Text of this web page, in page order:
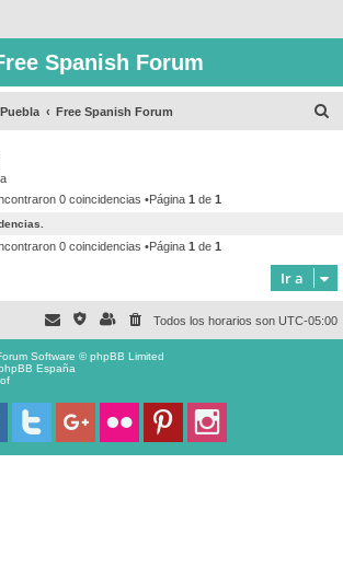
Spanish Forum
Free Spanish Forum
0 coincidencias •Página 1 de 1
0 coincidencias •Página 1 de 1
Ir a
Todos los horarios son UTC-05:00
Software © phpBB Limited
España